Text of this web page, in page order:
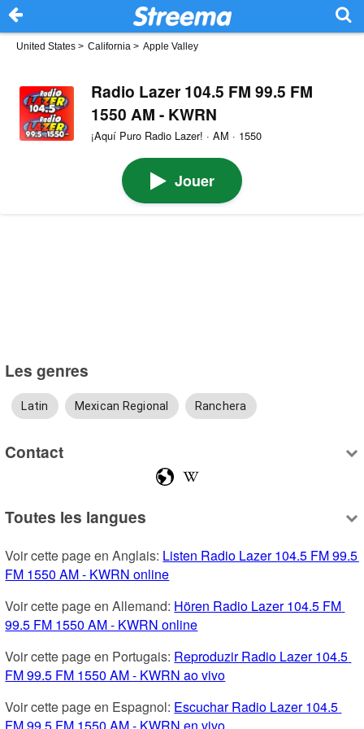
United States > California > Apple Valley
Radio Lazer 104.5 FM 99.5 FM
1550 AM - KWRN
¡Aquí Puro Radio Lazer! · AM · 1550
Jouer
Les genres
Latin Mexican Regional Ranchera
Contact
Toutes les langues
Voir cette page en Anglais: Listen Radio Lazer 104.5 FM 99.5
FM 1550 AM - KWRN online
Voir cette page en Allemand: Hören Radio Lazer 104.5 FM
99.5 FM 1550 AM - KWRN online
Voir cette page en Portugais: Reproduzir Radio Lazer 104.5
FM 99.5 FM 1550 AM - KWRN ao vivo
Voir cette page en Espagnol: Escuchar Radio Lazer 104.5
FM 99.5 FM 1550 AM - KWRN en vivo